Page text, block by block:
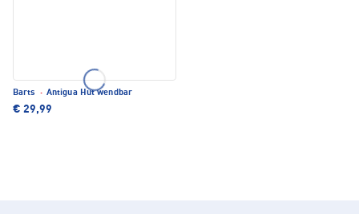
Barts · Antigua Hut wendbar
€ 29,99